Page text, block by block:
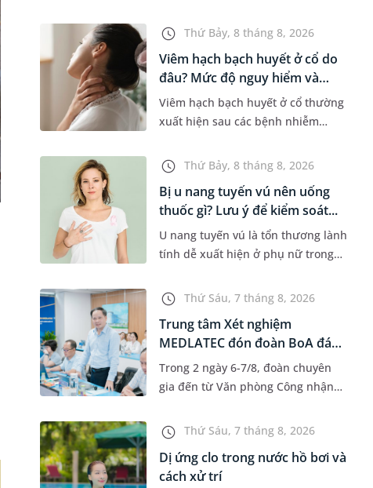
hôn nhân. Qua thăm khám và làm
các xét nghiệm chuyên sâu,...
Thứ Bảy, 8 tháng 8, 2026
Viêm hạch bạch huyết ở cổ do
đâu? Mức độ nguy hiểm và
phư...
Viêm hạch bạch huyết ở cổ thường
xuất hiện sau các bệnh nhiễm
đến lao hạch hoặc ung thư. Để tìm
hiểu nguyên nhân gây viêm,...
Thứ Bảy, 8 tháng 8, 2026
Bị u nang tuyến vú nên uống
thuốc gì? Lưu ý để kiểm soát...
U nang tuyến vú là tổn thương lành
tính dễ xuất hiện ở phụ nữ trong
mắc bệnh, nhiều người thường
băn khoăn u nang tuyến v...
Thứ Sáu, 7 tháng 8, 2026
Trung tâm Xét nghiệm
MEDLATEC đón đoàn BoA đánh
giá giám...
Trong 2 ngày 6-7/8, đoàn chuyên
gia đến từ Văn phòng Công nhận
nhận và đánh giá cao nỗ lực duy trì
hệ thống quản lý chất lượ...
Thứ Sáu, 7 tháng 8, 2026
Dị ứng clo trong nước hồ bơi và
cách xử trí